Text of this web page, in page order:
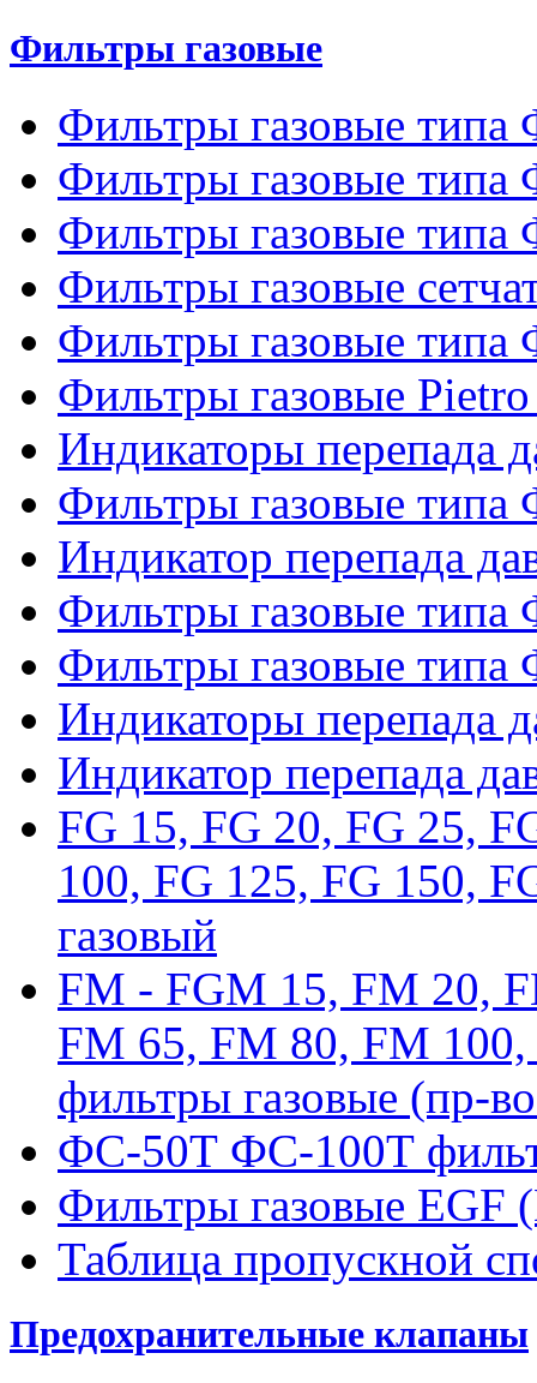
Фильтры газовые
Фильтры газовые типа
Фильтры газовые
Фильтры газовые
Фильтры газовые
Фильтры газовые
Фильтры газовые
Индикаторы перепада
Фильтры газовые
Индикатор перепада
Фильтры газовые
Фильтры газовые типа
Индикаторы перепада
Индикатор перепада
FG 15, FG 20, FG 25,
100, FG 125, FG 150,
газовый
FM - FGM 15, FM 20,
FM 65, FM 80, FM
фильтры газовые (пр-
ФС-50Т ФС-100Т
Фильтры газовые EGF
Таблица пропускной
Предохранительные клапаны